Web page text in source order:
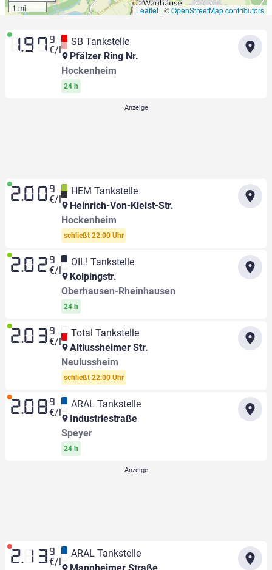
1 mi
Leaflet | ©OpenStreetMap contributors
1.97 9
€/l
SB Tankstelle
Pfälzer Ring Nr.
Hockenheim
24 h
2.00 9
€/l
HEM Tankstelle
Heinrich-Von-Kleist-Str.
Hockenheim
schließt 22:00 Uhr
2.02 9
€/l
OIL! Tankstelle
Kolpingstr.
Oberhausen-Rheinhausen
24 h
2.03 9
€/l
Total Tankstelle
Altlussheimer Str.
Neulussheim
schließt 22:00 Uhr
2.08 9
€/l
ARAL Tankstelle
Industriestraße
Speyer
24 h
2.13 9
€/l
ARAL Tankstelle